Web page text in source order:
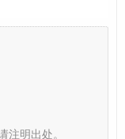
例与政策逻
交易禁令,其背后
注明出处。